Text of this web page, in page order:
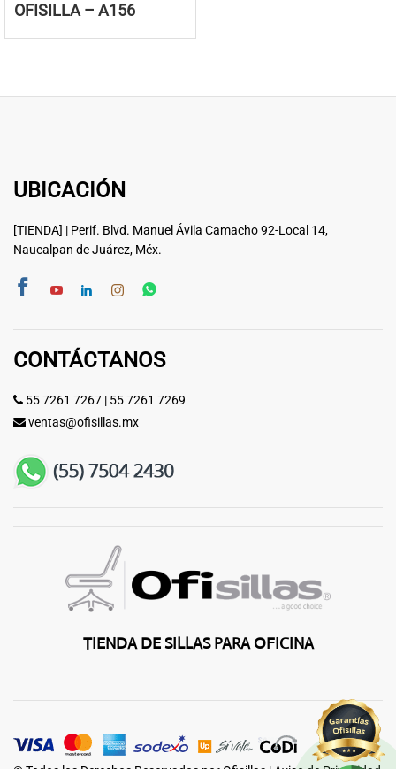
OFISILLA – A156
UBICACIÓN
[TIENDA] | Perif. Blvd. Manuel Ávila Camacho 92-Local 14,
Naucalpan de Juárez, Méx.
CONTÁCTANOS
55 7261 7267 | 55 7261 7269
ventas@ofisillas.mx
TIENDA DE SILLAS PARA OFICINA